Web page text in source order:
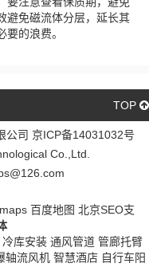
避免磁流体分层，延长其
的浪费。
TOP
公司 京ICP备14031032号
Co.,Ltd.
百度地图 北京SEO支
冷库安装 通风管道 管廊托臂
轴流风机 智慧酒店 自行车阳